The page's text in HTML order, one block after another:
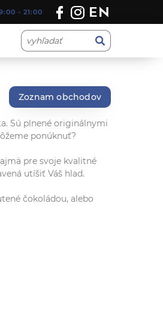
- 21:00 EN
Zoznam obchodov
Sú plnené originálnymi
ponúknuť?
pre svoje kvalitné
utíšiť Váš hlad.
čokoládou, alebo